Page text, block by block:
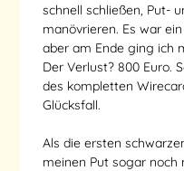
schnell schließen, Put-
manövrieren. Es war
aber am Ende ging ich
Der Verlust? 800 Euro.
des kompletten
Glücksfall.
Als die ersten
meinen Put sogar noch